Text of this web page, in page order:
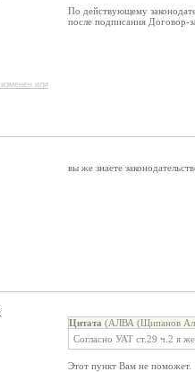
или
По действующему
после подписания Договор-
вы же знаете
Цитата (АЛВА (Щипанов
Согласно УАТ ст.29 ч.2 я
Этот пункт Вам не поможет.